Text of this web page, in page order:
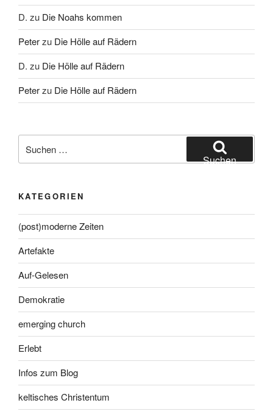
D. zu Die Noahs kommen
Peterzu Die Hölle auf Rädern
D. zu Die Hölle auf Rädern
Peterzu Die Hölle auf Rädern
nach:
Suchen
KATEGORIEN
(post)moderne Zeiten
Artefakte
Auf-Gelesen
Demokratie
emerging church
Erlebt
Infos zum Blog
keltisches Christentum